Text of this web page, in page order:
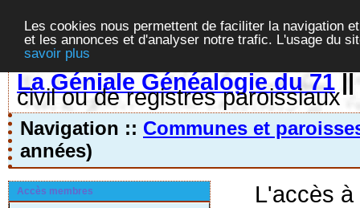
Les cookies nous permettent de faciliter la navigation
et les annonces et d'analyser notre trafic. L'usage du
savoir plus
La Géniale Généalogie du 71||
civil ou de registres paroissiaux
Navigation :: Communes et
années)
Accès membres L'accès